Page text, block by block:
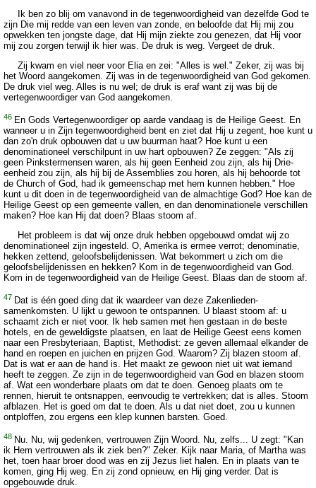
Ik ben zo blij om vanavond in de tegenwoordigheid van dezelfde God te
zijn Die mij redde van een leven van zonde, en beloofde dat Hij mij zou
opwekken ten jongste dage, dat Hij mijn ziekte zou genezen, dat Hij voor
mij zou zorgen terwijl ik hier was. De druk is weg. Vergeet de druk.
Zij kwam en viel neer voor Elia en zei: "Alles is wel." Zeker, zij was bij
het Woord aangekomen. Zij was in de tegenwoordigheid van God gekomen.
De druk viel weg. Alles is nu wel; de druk is eraf want zij was bij de
vertegenwoordiger van God aangekomen.
46 En Gods Vertegenwoordiger op aarde vandaag is de Heilige Geest. En
wanneer u in Zijn tegenwoordigheid bent en ziet dat Hij u zegent, hoe kunt u
dan zo'n druk opbouwen dat u uw buurman haat? Hoe kunt u een
denominationeel verschilpunt in uw hart opbouwen? Ze zeggen: "Als zij
geen Pinkstermensen waren, als hij geen Eenheid zou zijn, als hij Drie-
eenheid zou zijn, als hij bij de Assemblies zou horen, als hij behoorde tot
de Church of God, had ik gemeenschap met hem kunnen hebben." Hoe
kunt u dit doen in de tegenwoordigheid van de almachtige God? Hoe kan de
Heilige Geest op een gemeente vallen, en dan denominationele verschillen
maken? Hoe kan Hij dat doen? Blaas stoom af.
Het probleem is dat wij onze druk hebben opgebouwd omdat wij zo
denominationeel zijn ingesteld. O, Amerika is ermee verrot; denominatie,
hekken zettend, geloofsbelijdenissen. Wat bekommert u zich om die
geloofsbelijdenissen en hekken? Kom in de tegenwoordigheid van God.
Kom in de tegenwoordigheid van de Heilige Geest. Blaas dan de stoom af.
47 Dat is één goed ding dat ik waardeer van deze Zakenlieden-
samenkomsten. U lijkt u gewoon te ontspannen. U blaast stoom af: u
schaamt zich er niet voor. Ik heb samen met hen gestaan in de beste
hotels, en de geweldigste plaatsen, en laat de Heilige Geest eens komen
naar een Presbyteriaan, Baptist, Methodist: ze geven allemaal elkander de
hand en roepen en juichen en prijzen God. Waarom? Zij blazen stoom af.
Dat is wat er aan de hand is. Het maakt ze gewoon niet uit wat iemand
heeft te zeggen. Ze zijn in de tegenwoordigheid van God en blazen stoom
af. Wat een wonderbare plaats om dat te doen. Genoeg plaats om te
rennen, hieruit te ontsnappen, eenvoudig te vertrekken; dat is alles. Stoom
afblazen. Het is goed om dat te doen. Als u dat niet doet, zou u kunnen
ontploffen, zou ergens een klep kunnen barsten. Goed.
48 Nu. Nu, wij gedenken, vertrouwen Zijn Woord. Nu, zelfs... U zegt: "Kan
ik Hem vertrouwen als ik ziek ben?" Zeker. Kijk naar Maria, of Martha was
het, toen haar broer dood was en zij Jezus liet halen. En in plaats van te
komen, ging Hij weg. En zij zond opnieuw, en Hij ging verder. Dat is
opgebouwde druk.